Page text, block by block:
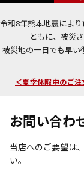
令和8年熊本地震によ
ともに、被災
被災地の一日でも早い
今なら新規会員登
＜商品配送に関す
＜夏季休暇中のご
お問い合わ
当店へのご要望は
い。